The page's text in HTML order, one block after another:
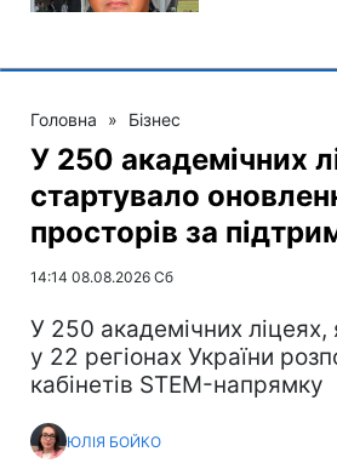
Головна » Бізнес
У 250 академічних
стартувало
просторів за
14:14 08.08.2026 Сб
У 250 академічних ліцеях,
у 22 регіонах України
кабінетів STEM-напрямку
ЮЛІЯ БОЙКО